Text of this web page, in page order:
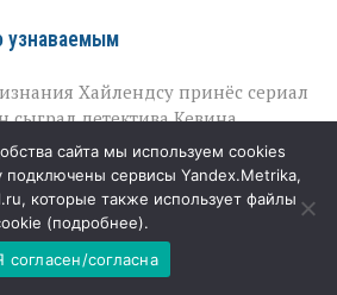
узнаваемым
Хайлендсу принёс сериал
сыграл детектива Кевина
знаковым не только для карьеры
телевидения: впервые
сериал одновременно выходил
О’Брайена — не
а усталого, но принципиального
зрителям своей
сайта мы используем cookies
подключены сервисы Yandex.Metrika,
которые также использует файлы
(подробнее).
согласен/согласна